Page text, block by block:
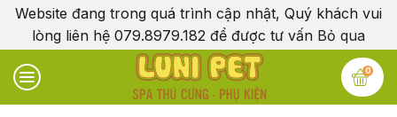
Website đang trong quá trình cập nhật, Quý khách vui
lòng liên hệ 079.8979.182 để được tư vấn Bỏ qua
0